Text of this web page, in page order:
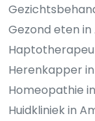
Gezond eten
Herenkapper
Homeopathie
Huidkliniek in